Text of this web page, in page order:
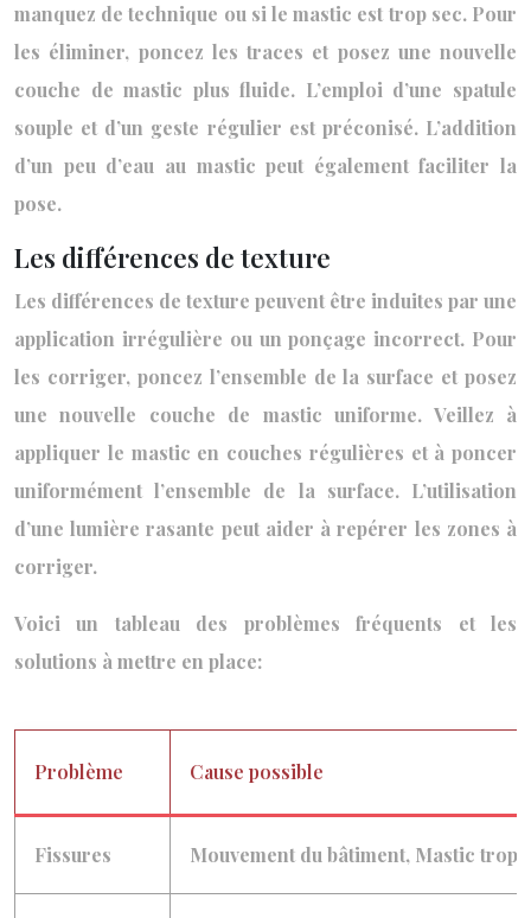
manquez de technique ou si le mastic est trop sec. Pour
les éliminer, poncez les traces et posez une nouvelle
couche de mastic plus fluide. L’emploi d’une spatule
souple et d’un geste régulier est préconisé. L’addition
d’un peu d’eau au mastic peut également faciliter la
pose.
Les différences de texture
Les différences de texture peuvent être induites par une
application irrégulière ou un ponçage incorrect. Pour
les corriger, poncez l’ensemble de la surface et posez
une nouvelle couche de mastic uniforme. Veillez à
appliquer le mastic en couches régulières et à poncer
uniformément l’ensemble de la surface. L’utilisation
d’une lumière rasante peut aider à repérer les zones à
corriger.
Voici un tableau des problèmes fréquents et les
solutions à mettre en place:
Problème Cause possible
Fissures Mouvement du bâtiment, Mastic trop